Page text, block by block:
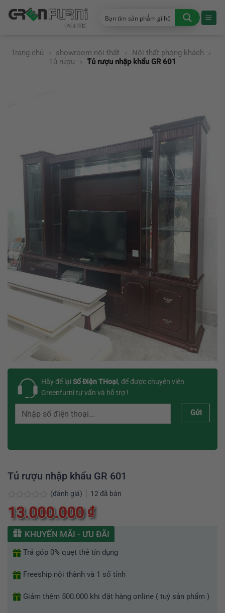
đến
Trang chủ
» showroom nội thất » Nội thất phòng khách
»
Tủ rượu
» Tủ rượu nhập khẩu GR 601
Hãy để lạiSố Điện THoại, để được chuyên viên
Greenfurni tư vấn và hỗ trợ !
Gửi
Tủ rượu nhập khẩu GR 601
Được
xếp
hạng
(đánh giá) 12 đã bán
13.000.000₫
KHUYẾN MÃI - ƯU ĐÃI
Trả góp 0% quẹt thẻ tín dụng
Freeship nội thành và 1 số tỉnh
Giảm thêm 500.000 khi đặt hàng online ( tuỳ sản phẩm )